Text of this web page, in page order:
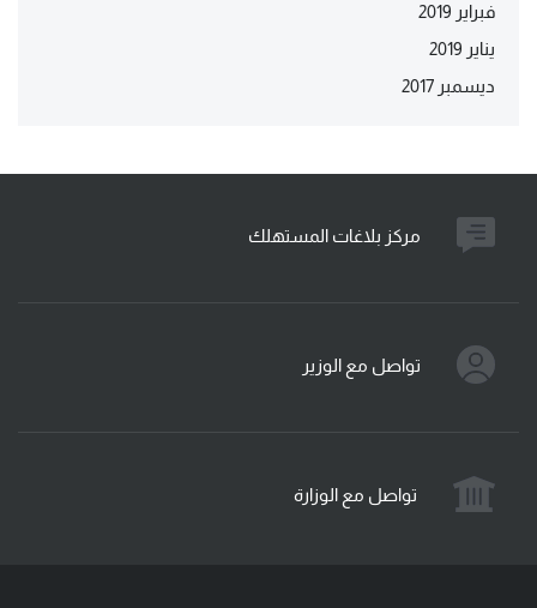
فبراير 2019
يناير 2019
ديسمبر 2017
مركز بلاغات المستهلك
تواصل مع الوزير
تواصل مع الوزارة